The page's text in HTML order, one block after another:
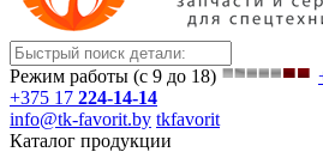
Режим работы (с 9 до 18)
+375 17 224-14-14
info@tk-favorit.by tkfavorit
Каталог продукции